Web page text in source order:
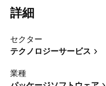
詳細
セクター
テクノロジーサービス
業種